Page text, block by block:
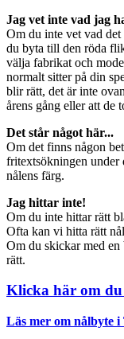
Jag vet inte vad jag
Om du inte vet vad
du byta till den röda
välja fabrikat och
normalt sitter på din
blir rätt, det är inte
årens gång eller att de
Det står något här...
Om det finns någon
fritextsökningen under
nålens färg.
Jag hittar inte!
Om du inte hittar rätt
Ofta kan vi hitta rätt
Om du skickar med
rätt.
Klicka här om
Läs mer om nålbyte